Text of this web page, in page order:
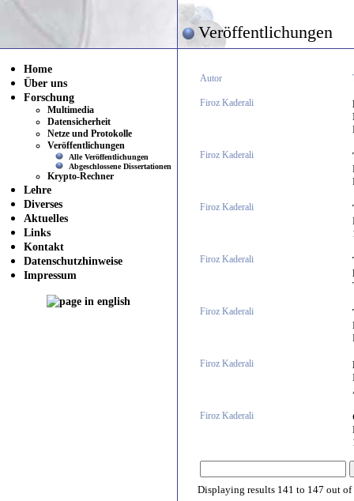
Veröffentlichungen
Home
Über uns
Forschung
Multimedia
Datensicherheit
Netze und Protokolle
Veröffentlichungen
Alle Veröffentlichungen
Abgeschlossene Dissertationen
Krypto-Rechner
Lehre
Diverses
Aktuelles
Links
Kontakt
Datenschutzhinweise
Impressum
Autor
Firoz Kaderali
Firoz Kaderali
Firoz Kaderali
Firoz Kaderali
Firoz Kaderali
Firoz Kaderali
Firoz Kaderali
Displaying results 141 to 147 out of